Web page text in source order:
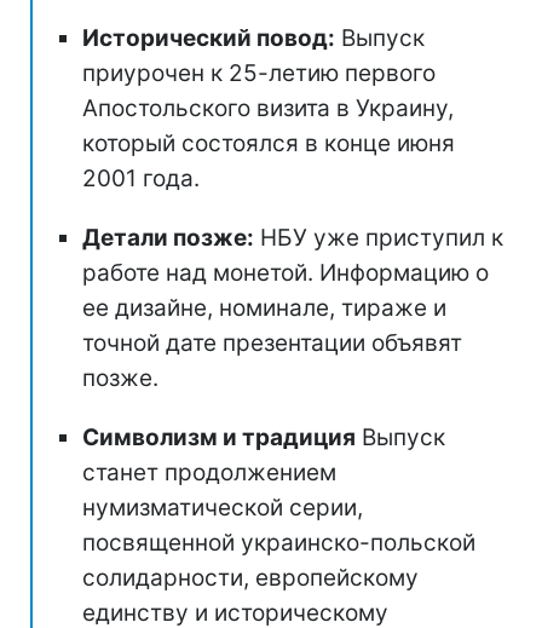
Исторический повод: Выпуск
приурочен к 25-летию первого
Апостольского визита в Украину,
который состоялся в конце июня
2001 года.
Детали позже: НБУ уже приступил к
работе над монетой. Информацию о
ее дизайне, номинале, тираже и
точной дате презентации объявят
позже.
Символизм и традиция Выпуск
станет продолжением
нумизматической серии,
посвященной украинско-польской
солидарности, европейскому
единству и историческому